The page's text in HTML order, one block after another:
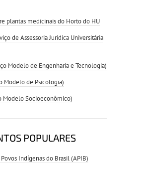
plantas medicinais do Horto do HU
de Assessoria Jurídica Universitária
Modelo de Engenharia e Tecnologia)
Modelo de Psicologia)
Modelo Socioeconômico)
POPULARES
Indígenas do Brasil (APIB)